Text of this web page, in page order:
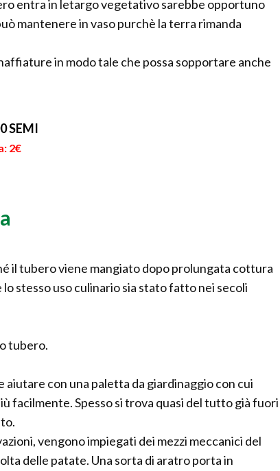
entra in letargo vegetativo sarebbe opportuno
mantenere in vaso purchè la terra rimanda
in modo tale che possa sopportare anche
SEMI
2€
il tubero viene mangiato dopo prolungata cottura
stesso uso culinario sia stato fatto nei secoli
tubero.
con una paletta da giardinaggio con cui
facilmente. Spesso si trova quasi del tutto già fuori
vengono impiegati dei mezzi meccanici del
delle patate. Una sorta di aratro porta in